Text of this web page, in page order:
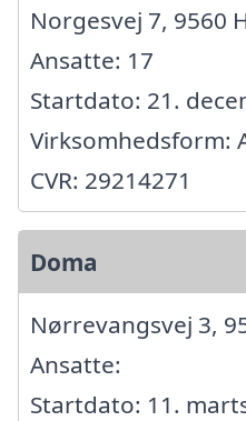
Norgesvej 7, 9560
Ansatte: 17
Startdato: 21.
Virksomhedsform:
CVR: 29214271
Doma
Nørrevangsvej 3,
Ansatte:
Startdato: 11.